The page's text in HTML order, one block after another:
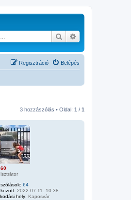
Keresés
Belépés
Regisztráció
3 hozzászólás • Oldal: 1 / 1
64
2022.07.11. 10:38
hely: Kaposvár